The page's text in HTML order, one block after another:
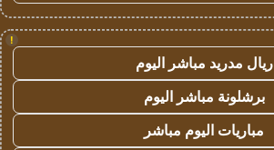
!
ريال مدريد مباشر اليوم
برشلونة مباشر اليوم
مباريات اليوم مباشر